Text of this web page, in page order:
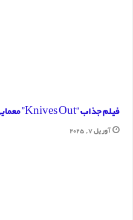
فیلم جذاب “Knives Out” معمایی هیجان‌انگیز برای همه سلیقه‌ها
آوریل 7, 2025